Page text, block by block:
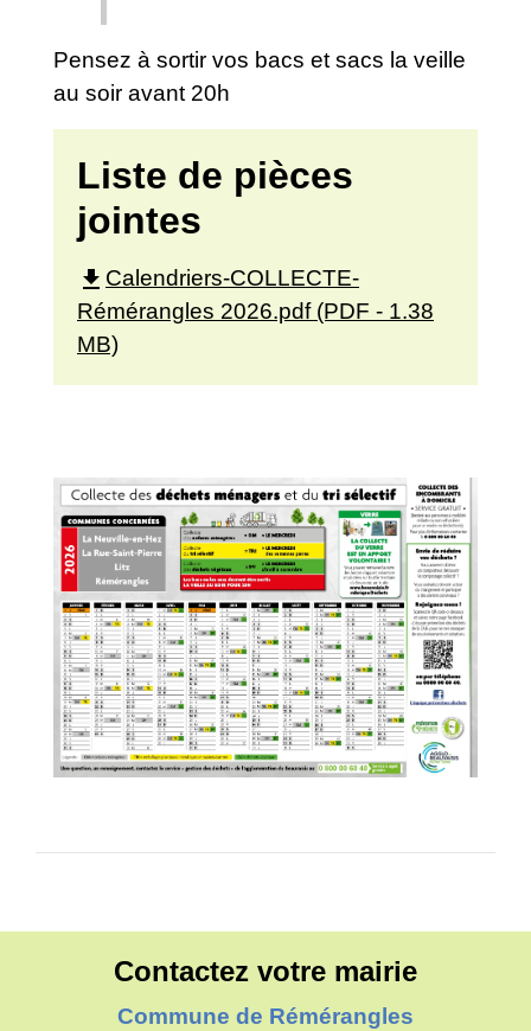
Pensez à sortir vos bacs et sacs la veille
au soir avant 20h
Liste de pièces
jointes
file_download Calendriers-COLLECTE-
Rémérangles 2026.pdf (PDF - 1.38
MB)
Contactez votre mairie
Commune de Rémérangles